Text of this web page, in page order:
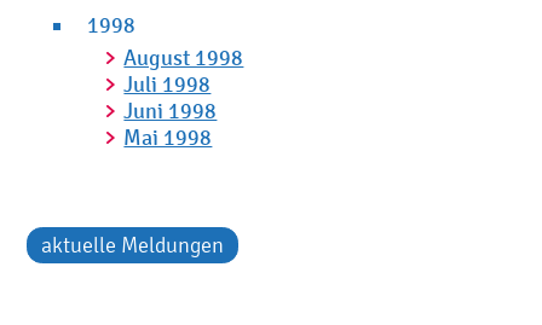
1998
August 1998
Juli 1998
Juni 1998
Mai 1998
aktuelle Meldungen